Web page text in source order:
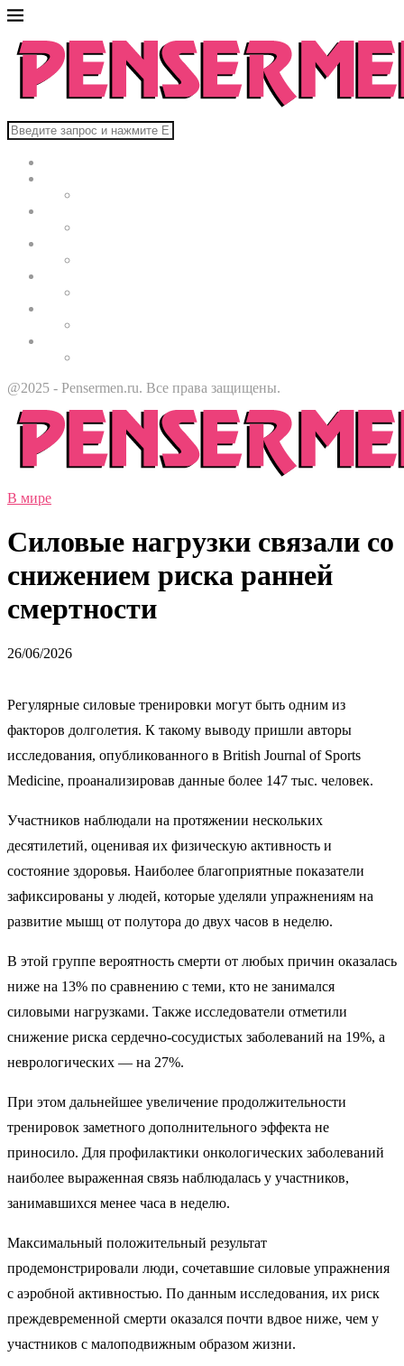
@2025 - Pensermen.ru. Все права защищены.
В мире
Силовые нагрузки связали со
снижением риска ранней
смертности
26/06/2026
Регулярные силовые тренировки могут быть одним из
факторов долголетия. К такому выводу пришли авторы
исследования, опубликованного в British Journal of Sports
Medicine, проанализировав данные более 147 тыс. человек.
Участников наблюдали на протяжении нескольких
десятилетий, оценивая их физическую активность и
состояние здоровья. Наиболее благоприятные показатели
зафиксированы у людей, которые уделяли упражнениям на
развитие мышц от полутора до двух часов в неделю.
В этой группе вероятность смерти от любых причин оказалась
ниже на 13% по сравнению с теми, кто не занимался
силовыми нагрузками. Также исследователи отметили
снижение риска сердечно-сосудистых заболеваний на 19%, а
неврологических — на 27%.
При этом дальнейшее увеличение продолжительности
тренировок заметного дополнительного эффекта не
приносило. Для профилактики онкологических заболеваний
наиболее выраженная связь наблюдалась у участников,
занимавшихся менее часа в неделю.
Максимальный положительный результат
продемонстрировали люди, сочетавшие силовые упражнения
с аэробной активностью. По данным исследования, их риск
преждевременной смерти оказался почти вдвое ниже, чем у
участников с малоподвижным образом жизни.